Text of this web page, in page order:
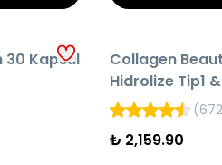
30 Kapsül
AYNI GÜN KARGO
Collagen
Hidrolize Tip1 &
Tüp
(
₺ 2,159.90